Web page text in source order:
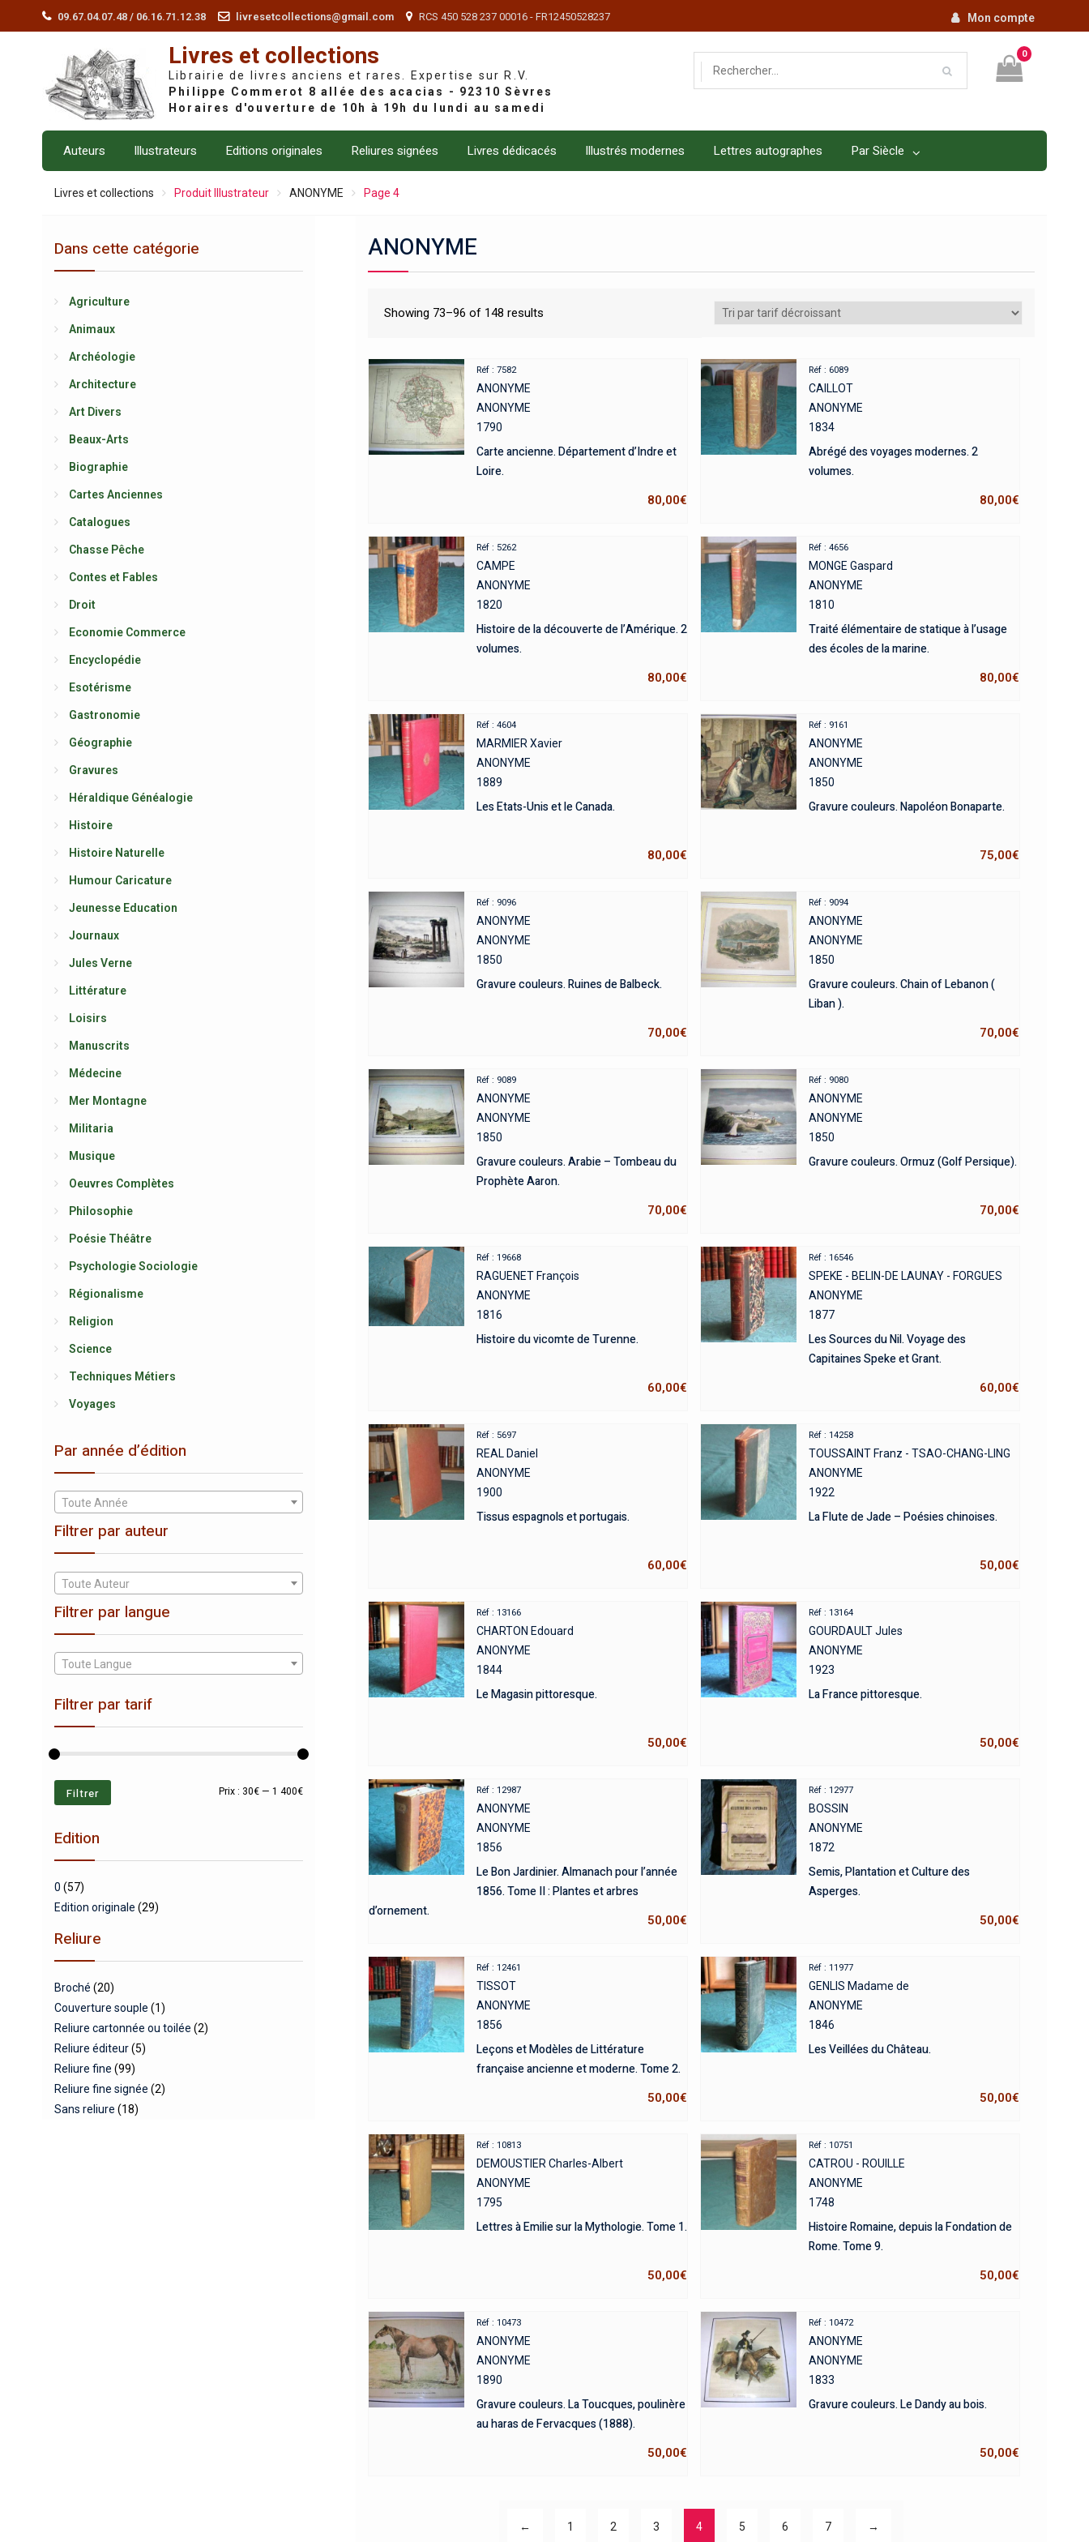
09.67.04.07.48 / 06.16.71.12.38 livresetcollections@gmail.com RCS 450 528 237 00016 - FR12450528237 Mon compte
Livres et collections
Librairie de livres anciens et rares. Expertise sur R.V.
0
Auteurs Illustrateurs Editions originales Reliures signées Livres dédicacés Illustrés modernes Lettres autographes Par Siècle
Livres et collections Produit Illustrateur ANONYME Page 4
ANONYME
Showing 73–96 of 148 results
Réf : 7582
ANONYME
ANONYME
1790
Carte ancienne. Département d’Indre et
Loire.
80,00€
Réf : 6089
CAILLOT
ANONYME
1834
Abrégé des voyages modernes. 2
volumes.
80,00€
Réf : 5262
CAMPE
ANONYME
1820
Histoire de la découverte de l’Amérique. 2
volumes.
80,00€
Réf : 4656
MONGE Gaspard
ANONYME
1810
Traité élémentaire de statique à l’usage
des écoles de la marine.
80,00€
Réf : 4604
MARMIER Xavier
ANONYME
1889
Les Etats-Unis et le Canada.
80,00€
Réf : 9161
ANONYME
ANONYME
1850
Gravure couleurs. Napoléon Bonaparte.
75,00€
Réf : 9096
ANONYME
ANONYME
1850
Gravure couleurs. Ruines de Balbeck.
70,00€
Réf : 9094
ANONYME
ANONYME
1850
Gravure couleurs. Chain of Lebanon (
Liban ).
70,00€
Réf : 9089
ANONYME
ANONYME
1850
Gravure couleurs. Arabie – Tombeau du
Prophète Aaron.
70,00€
Réf : 9080
ANONYME
ANONYME
1850
Gravure couleurs. Ormuz (Golf Persique).
70,00€
Réf : 19668
RAGUENET François
ANONYME
1816
Histoire du vicomte de Turenne.
60,00€
Réf : 16546
SPEKE - BELIN-DE LAUNAY - FORGUES
ANONYME
1877
Les Sources du Nil. Voyage des
Capitaines Speke et Grant.
60,00€
Réf : 5697
REAL Daniel
ANONYME
1900
Tissus espagnols et portugais.
60,00€
Réf : 14258
TOUSSAINT Franz - TSAO-CHANG-LING
ANONYME
1922
La Flute de Jade – Poésies chinoises.
50,00€
Réf : 13166
CHARTON Edouard
ANONYME
1844
Le Magasin pittoresque.
50,00€
Réf : 13164
GOURDAULT Jules
ANONYME
1923
La France pittoresque.
50,00€
Réf : 12987
ANONYME
ANONYME
1856
Le Bon Jardinier. Almanach pour l’année
1856. Tome II : Plantes et arbres
d’ornement.
50,00€
Réf : 12977
BOSSIN
ANONYME
1872
Semis, Plantation et Culture des
Asperges.
50,00€
Réf : 12461
TISSOT
ANONYME
1856
Leçons et Modèles de Littérature
française ancienne et moderne. Tome 2.
50,00€
Réf : 11977
GENLIS Madame de
ANONYME
1846
Les Veillées du Château.
50,00€
Réf : 10813
DEMOUSTIER Charles-Albert
ANONYME
1795
Lettres à Emilie sur la Mythologie. Tome 1.
50,00€
Réf : 10751
CATROU - ROUILLE
ANONYME
1748
Histoire Romaine, depuis la Fondation de
Rome. Tome 9.
50,00€
Réf : 10473
ANONYME
ANONYME
1890
Gravure couleurs. La Toucques, poulinère
au haras de Fervacques (1888).
50,00€
Réf : 10472
ANONYME
ANONYME
1833
Gravure couleurs. Le Dandy au bois.
50,00€
← 1 2 3 4 5 6 7 →
Dans cette catégorie
Agriculture
Animaux
Archéologie
Architecture
Art Divers
Beaux-Arts
Biographie
Cartes Anciennes
Catalogues
Chasse Pêche
Contes et Fables
Droit
Economie Commerce
Encyclopédie
Esotérisme
Gastronomie
Géographie
Gravures
Héraldique Généalogie
Histoire
Histoire Naturelle
Humour Caricature
Jeunesse Education
Journaux
Jules Verne
Littérature
Loisirs
Manuscrits
Médecine
Mer Montagne
Militaria
Musique
Oeuvres Complètes
Philosophie
Poésie Théâtre
Psychologie Sociologie
Régionalisme
Religion
Science
Techniques Métiers
Voyages
Par année d’édition
Toute Année
Filtrer par auteur
Toute Auteur
Filtrer par langue
Toute Langue
Filtrer par tarif
Prix
Prix
Filtrer Prix : 30€ — 1 400€
Edition
0 (57)
Edition originale (29)
Reliure
Broché (20)
Couverture souple (1)
Reliure cartonnée ou toilée (2)
Reliure éditeur(5)
Reliure fine (99)
Reliure fine signée (2)
Sans reliure (18)